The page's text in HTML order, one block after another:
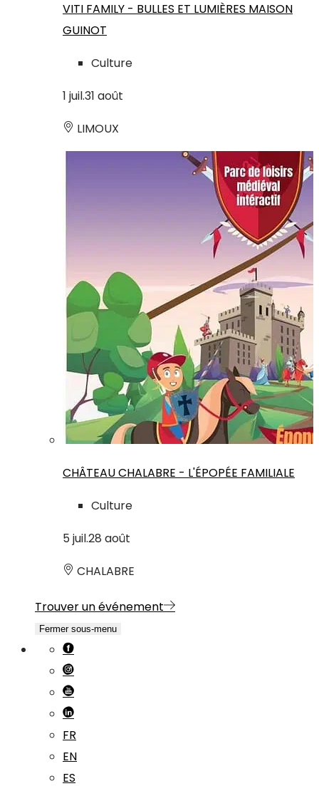
VITI FAMILY - BULLES ET LUMIÈRES MAISON
GUINOT
Culture
1 juil.31 août
LIMOUX
CHÂTEAU CHALABRE - L'ÉPOPÉE FAMILIALE
Culture
5 juil.28 août
CHALABRE
Trouver un événement
Fermer sous-menu
FR
EN
ES